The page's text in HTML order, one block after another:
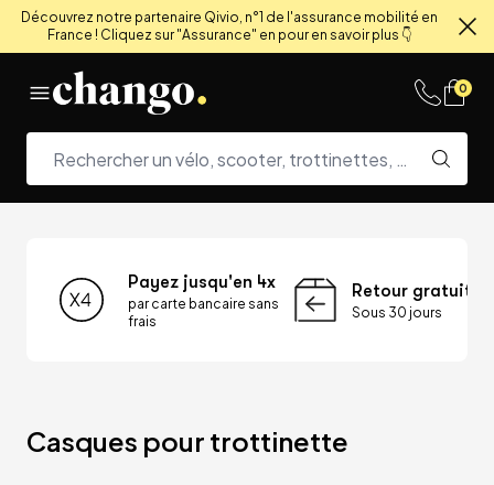
Découvrez notre partenaire Qivio, n°1 de l'assurance mobilité en
France ! Cliquez sur "Assurance" en pour en savoir plus 👇
0
Payez jusqu'en 4x
par carte bancaire sans
frais
Retour gratuit
Sous 30 jours
Casques pour trottinette